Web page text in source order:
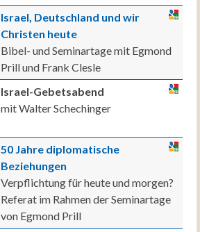
Israel, Deutschland und wir
Christen heute
Bibel- und Seminartage mit Egmond
Prill und Frank Clesle
Israel-Gebetsabend
mit Walter Schechinger
50 Jahre diplomatische
Beziehungen
Verpflichtung für heute und morgen?
Referat im Rahmen der Seminartage
von Egmond Prill